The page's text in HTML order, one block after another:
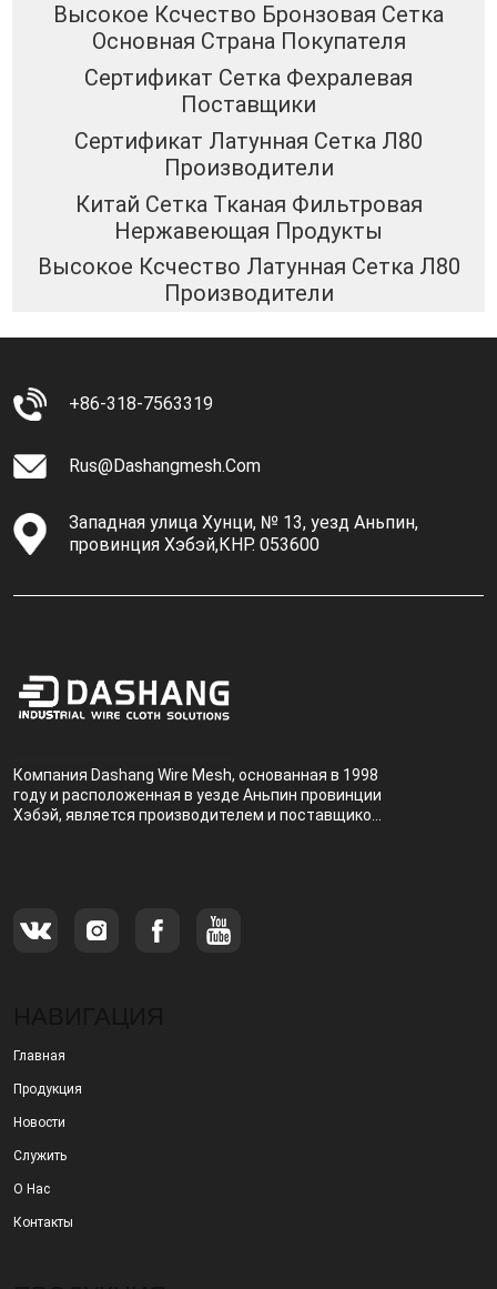
Высокое Ксчество Бронзовая Сетка
Основная Страна Покупателя
Сертификат Сетка Фехралевая
Поставщики
Сертификат Латунная Сетка Л80
Производители
Китай Сетка Тканая Фильтровая
Нержавеющая Продукты
Высокое Ксчество Латунная Сетка Л80
Производители
+86-318-7563319
Rus@dashangmesh.com
Западная улица Хунци, № 13, уезд Аньпин,
провинция Хэбэй,КНР. 053600
Компания Dashang Wire Mesh, основанная в 1998
году и расположенная в уезде Аньпин провинции
Хэбэй, является производителем и поставщиком,
Главная
Продукция
Новости
Служить
О Нас
Контакты